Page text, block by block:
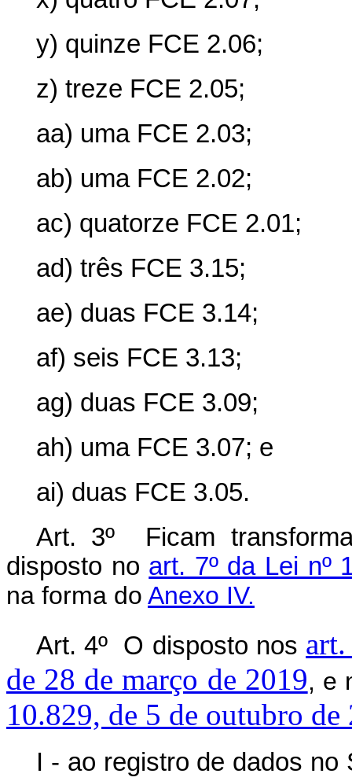
y) quinze FCE 2.06;
z) treze FCE 2.05;
aa) uma FCE 2.03;
ab) uma FCE 2.02;
ac) quatorze FCE 2.01;
ad) três FCE 3.15;
ae) duas FCE 3.14;
af) seis FCE 3.13;
ag) duas FCE 3.09;
ah) uma FCE 3.07; e
ai) duas FCE 3.05.
Art. 3º Ficam
disposto no art. 7º da Lei nº
na forma do Anexo IV.
Art. 4º O disposto nos
de 28 de março de 2019, e
10.829, de 5 de outubro de
I - ao registro de dados